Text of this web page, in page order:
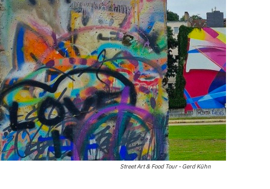
Street Art & Food Tour - Gerd Kühn